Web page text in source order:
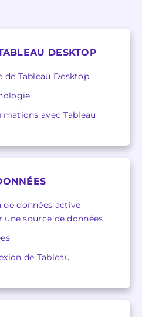
DESKTOP
de Tableau Desktop
avec Tableau
de données active
source de données
de Tableau